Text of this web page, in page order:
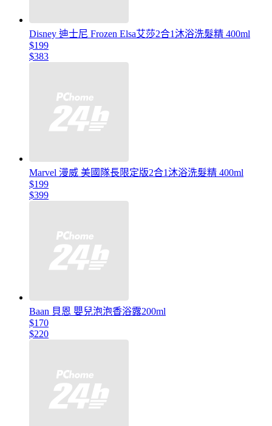
Disney 迪士尼 Frozen Elsa艾莎2合1沐浴洗髮精 400ml
$199
$383
Marvel 漫威 美國隊長限定版2合1沐浴洗髮精 400ml
$199
$399
Baan 貝恩 嬰兒泡泡香浴露200ml
$170
$220